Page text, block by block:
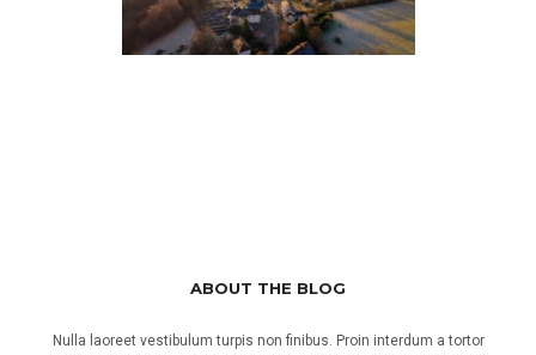
ABOUT THE BLOG
Nulla laoreet vestibulum turpis non finibus. Proin interdum a tortor